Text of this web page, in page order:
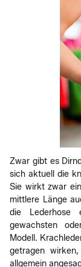
Zwar gibt es
sich aktuell die
Sie wirkt zwar
mittlere Länge
die Lederhose
gewachsten
Modell.
getragen
allgemein